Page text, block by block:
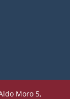
Moro 5,